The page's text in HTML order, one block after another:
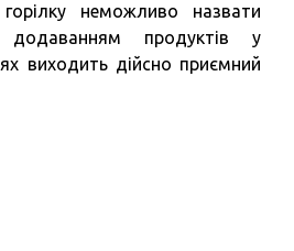
неможливо назвати
продуктів у
виходить дійсно приємний